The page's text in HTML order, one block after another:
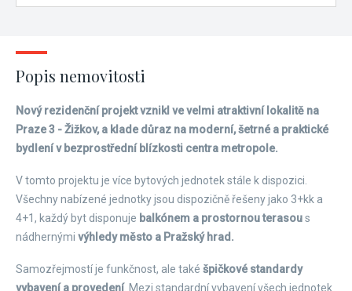
Popis nemovitosti
Nový rezidenční projekt vznikl ve velmi atraktivní lokalitě na
Praze 3 - Žižkov, a klade důraz na moderní, šetrné a praktické
bydlení v bezprostřední blízkosti centra metropole.
V tomto projektu je více bytových jednotek stále k dispozici.
Všechny nabízené jednotky jsou dispozičně řešeny jako 3+kk a
4+1, každý byt disponuje balkónem a prostornou terasous
nádhernými výhledy město a Pražský hrad.
Samozřejmostí je funkčnost, ale také špičkové standardy
vybavení a provedení. Mezi standardní vybavení všech jednotek